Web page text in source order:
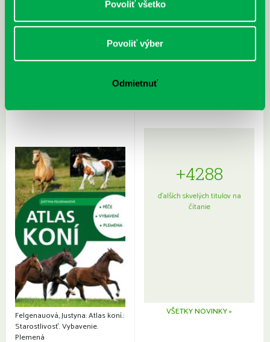
Povoliť všetko
Povoliť výber
Odmietnuť
Rudź, Przemyslaw: Atlas hviezd:
japonskou kuchyňou a etiketou
Felgenauová, Justyna: Atlas koní.:
Starostlivosť. Vybavenie.
Plemená
+4288
ďalších skvelých titulov na
čítanie
VŠETKY NOVINKY »